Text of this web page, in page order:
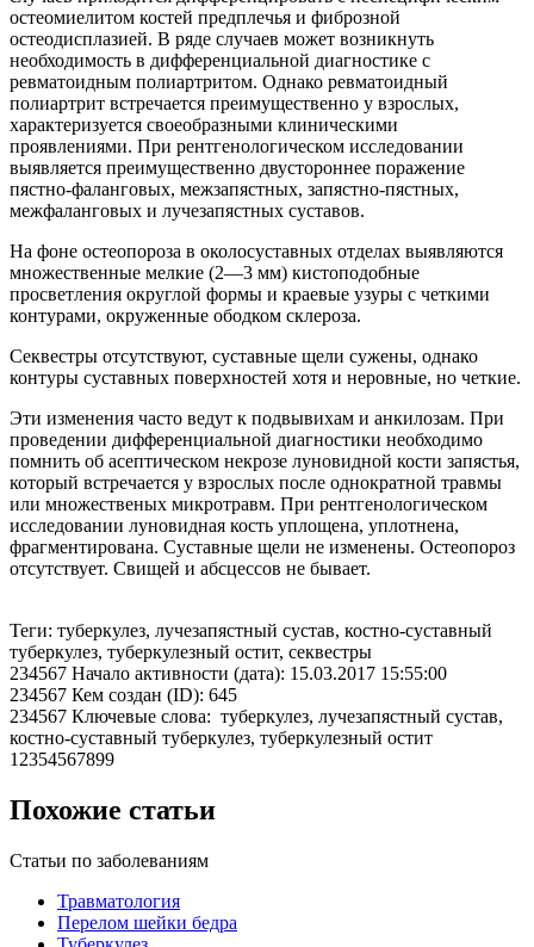
остеомиелитом костей предплечья и фиброзной
остеодисплазией. В ряде случаев может возникнуть
необходимость в дифференциальной диагностике с
ревматоидным полиартритом. Однако ревматоидный
полиартрит встречается преимущественно у взрослых,
характеризуется своеобразными клиническими
проявлениями. При рентгенологическом исследовании
выявляется преимущественно двустороннее поражение
пястно-фаланговых, межзапястных, запястно-пястных,
межфаланговых и лучезапястных суставов.
На фоне остеопороза в околосуставных отделах выявляются
множественные мелкие (2—3 мм) кистоподобные
просветления округлой формы и краевые узуры с четкими
контурами, окруженные ободком склероза.
Секвестры отсутствуют, суставные щели сужены, однако
контуры суставных поверхностей хотя и неровные, но четкие.
Эти изменения часто ведут к подвывихам и анкилозам. При
проведении дифференциальной диагностики необходимо
помнить об асептическом некрозе луновидной кости запястья,
который встречается у взрослых после однократной травмы
или множественых микротравм. При рентгенологическом
исследовании луновидная кость уплощена, уплотнена,
фрагментирована. Суставные щели не изменены. Остеопороз
отсутствует. Свищей и абсцессов не бывает.
Теги: туберкулез, лучезапястный сустав, костно-суставный
туберкулез, туберкулезный остит, секвестры
234567 Начало активности (дата): 15.03.2017 15:55:00
234567 Кем создан (ID): 645
234567 Ключевые слова: туберкулез, лучезапястный сустав,
костно-суставный туберкулез, туберкулезный остит
12354567899
Похожие статьи
Статьи по заболеваниям
Травматология
Перелом шейки бедра